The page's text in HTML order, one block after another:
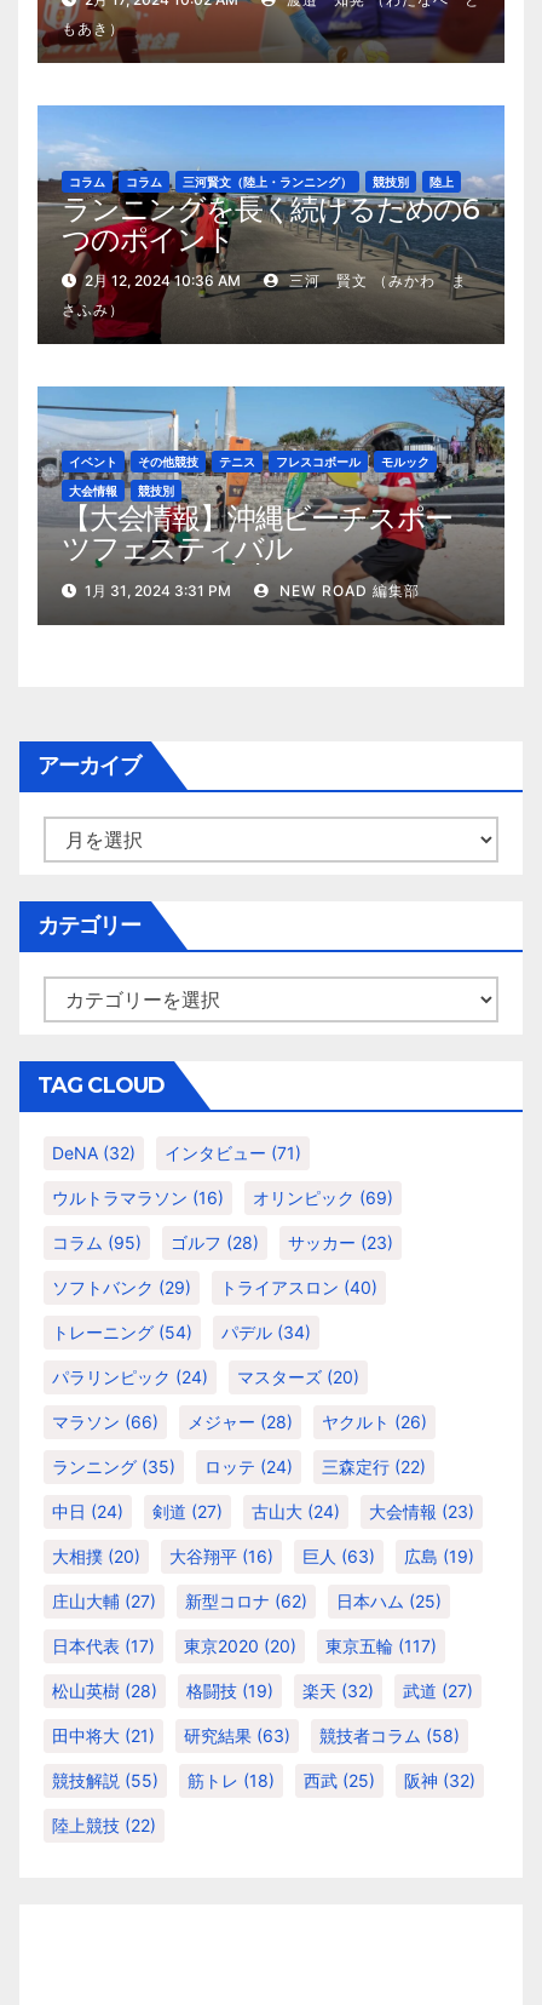
もあき）
コラム コラム 三河賢文（陸上・ランニング） 競技別 陸上
ランニングを長く続けるための6
つのポイント
2月 12, 2024 10:36 AM
三河 賢文 （みかわ ま
さふみ）
イベント その他競技 テニス フレスコボール
モルック
大会情報
競技別
【大会情報】沖縄ビーチスポー
ツフェスティバル
2024（2024/2/10・11開催）
1月 31, 2024 3:31 PM NEW ROAD 編集部
アーカイブ
ー
イ
カテゴリー
テ
リ
TAG CLOUD
DeNA (32) インタビュー (71)
ウルトラマラソン (16) オリンピック (69)
コラム (95) ゴルフ (28) サッカー (23)
ソフトバンク (29) トライアスロン (40)
トレーニング (54) パデル (34)
パラリンピック (24) マスターズ (20)
マラソン (66) メジャー (28) ヤクルト (26)
ランニング (35) ロッテ (24) 三森定行 (22)
中日 (24) 剣道 (27) 古山大 (24) 大会情報 (23)
大相撲 (20) 大谷翔平 (16) 巨人 (63) 広島 (19)
庄山大輔 (27) 新型コロナ (62) 日本ハム (25)
日本代表 (17) 東京2020 (20) 東京五輪 (117)
松山英樹 (28) 格闘技 (19) 楽天 (32) 武道 (27)
田中将大 (21) 研究結果 (63) 競技者コラム (58)
競技解説 (55) 筋トレ (18) 西武 (25) 阪神 (32)
陸上競技 (22)